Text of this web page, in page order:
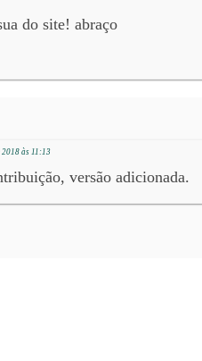
do site! abraço
2018 às 11:13
versão adicionada.